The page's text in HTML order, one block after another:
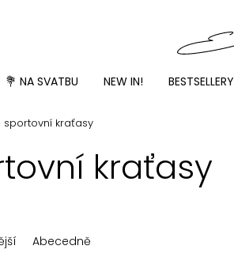
💐 NA SVATBU NEW IN! BESTSELLERY
sportovní kraťasy
kraťasy
Abecedně